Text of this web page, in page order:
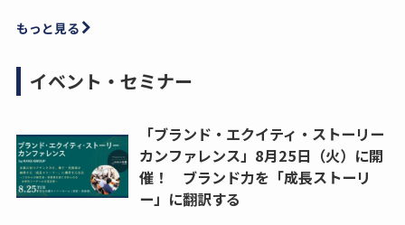
もっと見る
イベント・セミナー
「ブランド・エクイティ・ストーリー
カンファレンス」8月25日（火）に開
催！ ブランド力を「成長ストーリ
ー」に翻訳する